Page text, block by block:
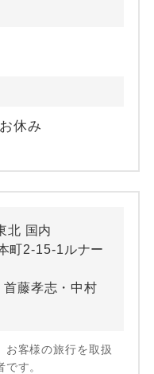
休み
北 国内
町2-15-1ルナー
藤孝志・中村
客様の旅行を取扱
す。